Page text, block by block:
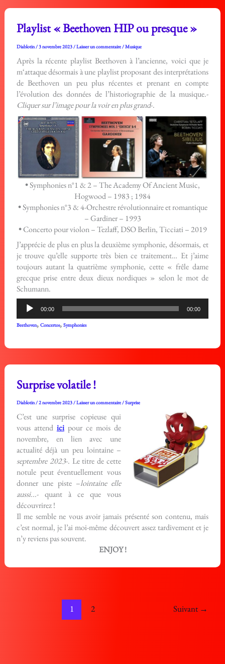
Playlist « Beethoven HIP ou presque »
Diablotin/3 novembre 2023/Laisser un commentaire/Musique
Après la récente playlist Beethoven à l’ancienne, voici que je
m‘attaque désormais à une playlist proposant des interprétations
de Beethoven un peu plus récentes et prenant en compte
l’évolution des données de l’historiographie de la musique.-
Cliquer sur l’image pour la voir en plus grand-.
•Symphonies n°1 & 2 – The Academy Of Ancient Music,
Hogwood – 1983 ; 1984
•Symphonies n°3 & 4-Orchestre révolutionnaire et romantique
– Gardiner – 1993
•Concerto pour violon – Tezlaff, DSO Berlin, Ticciati – 2019
J’apprécie de plus en plus la deuxième symphonie, désormais, et
je trouve qu’elle supporte très bien ce traitement… Et j’aime
toujours autant la quatrième symphonie, cette « frêle dame
grecque prise entre deux dieux nordiques » selon le mot de
Schumann.
Lecteur
audio
00:00 00:00
Beethoven, Concertos, Symphonies
Surprise volatile !
Diablotin/2 novembre 2023/Laisser un commentaire/Surprise
C’est une surprise copieuse qui
vous attend icipour ce mois de
novembre, en lien avec une
actualité déjà un peu lointaine –
septembre 2023-. Le titre de cette
notule peut éventuellement vous
donner une piste –lointaine elle
aussi...- quant à ce que vous
découvrirez !
Il me semble ne vous avoir jamais présenté son contenu, mais
c’est normal, je l’ai moi-même découvert assez tardivement et je
n’y reviens pas souvent.
ENJOY !
1 2 Suivant →